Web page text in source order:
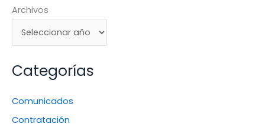
Archivos
Categorías
Comunicados
Contratación